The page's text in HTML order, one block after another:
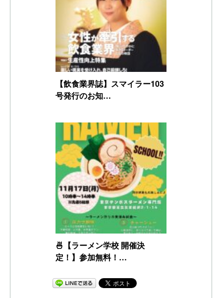
【飲食業界誌】スマイラー103
号発行のお知…
🍜【ラーメン学校 開催決
定！】参加無料！…